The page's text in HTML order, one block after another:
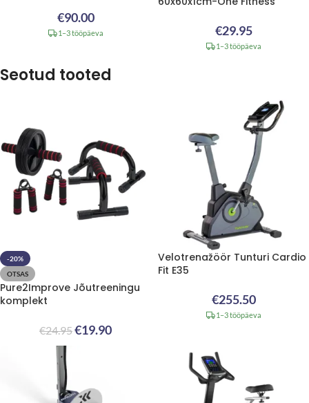
€90.00
1–3 tööpäeva €29.95
1–3 tööpäeva
Seotud tooted
-20%
OTSAS
Pure2Improve Jõutreeningu
komplekt
€24.95€19.90
Velotrenažöör Tunturi Cardio
Fit E35
€255.50
1–3 tööpäeva